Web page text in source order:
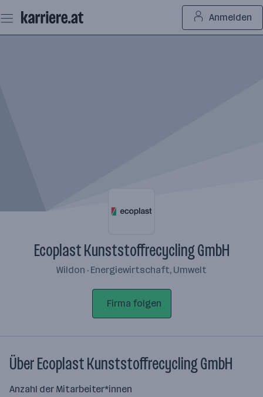
Seiteninhalt
springen
Anmelden
Ecoplast Kunststoffrecycling GmbH
Wildon · Energiewirtschaft, Umwelt
Firma folgen
Über Ecoplast Kunststoffrecycling GmbH
Anzahl der Mitarbeiter*innen